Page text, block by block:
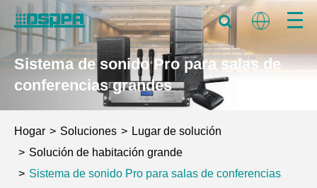
Sistema de sonido Pro para salas de
conferencias grandes
Hogar Soluciones
Lugar de solución
Solución de habitación grande
Sistema de sonido Pro para salas de conferencias